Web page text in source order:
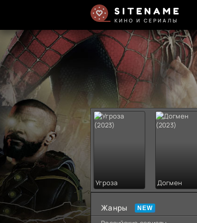
SITENAME
КИНО И СЕРИАЛЫ
Угроза Догмен
Жанры